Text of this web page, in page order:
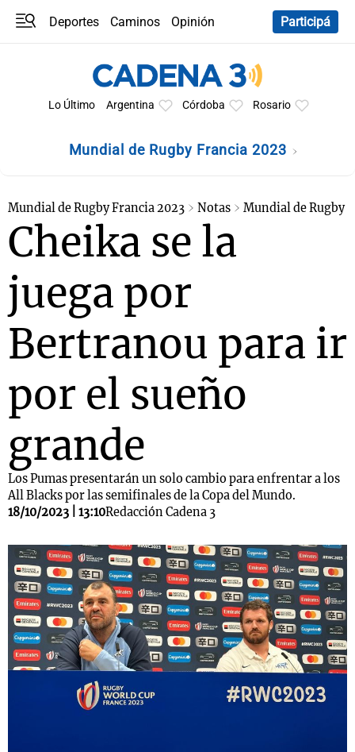
Deportes Caminos
Opinión
Participá
Lo Último Argentina Córdoba Rosario
Mundial de Rugby Francia 2023
Mundial de Rugby Francia 2023 Notas Mundial de Rugby
Cheika se la
juega por
Bertranou para ir
por el sueño
grande
Los Pumas presentarán un solo cambio para enfrentar a los
All Blacks por las semifinales de la Copa del Mundo.
18/10/2023 | 13:10Redacción Cadena 3